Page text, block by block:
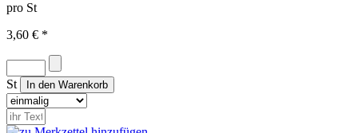
pro St
3,60 € *
St